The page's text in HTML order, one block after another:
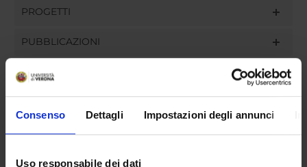
Consenso Dettagli Impostazioni degli annunci
Uso responsabile dei dati
PROGETTI
PUBBLICAZIONI
INCARICHI